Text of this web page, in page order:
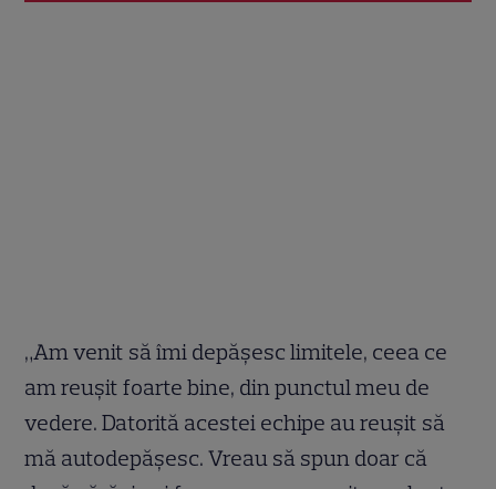
„Am venit să îmi depășesc limitele, ceea ce
am reușit foarte bine, din punctul meu de
vedere. Datorită acestei echipe au reușit să
mă autodepășesc. Vreau să spun doar că